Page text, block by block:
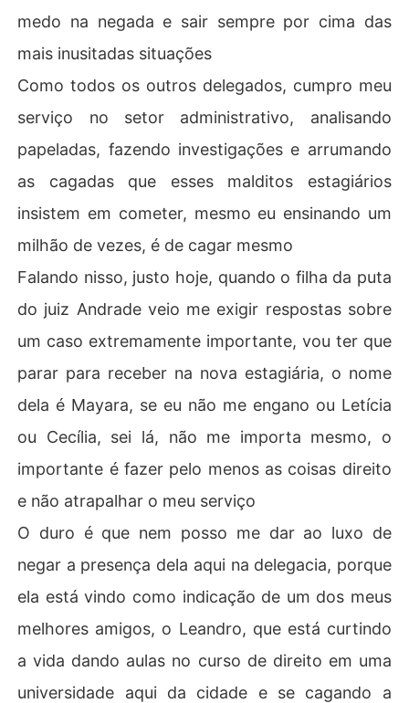
medo na negada e sair sempre por cima das
mais inusitadas situações
Como todos os outros delegados, cumpro meu
serviço no setor administrativo, analisando
papeladas, fazendo investigações e arrumando
as cagadas que esses malditos estagiários
insistem em cometer, mesmo eu ensinando um
milhão de vezes, é de cagar mesmo
Falando nisso, justo hoje, quando o filha da puta
do juiz Andrade veio me exigir respostas sobre
um caso extremamente importante, vou ter que
parar para receber na nova estagiária, o nome
dela é Mayara, se eu não me engano ou Letícia
ou Cecília, sei lá, não me importa mesmo, o
importante é fazer pelo menos as coisas direito
e não atrapalhar o meu serviço
O duro é que nem posso me dar ao luxo de
negar a presença dela aqui na delegacia, porque
ela está vindo como indicação de um dos meus
melhores amigos, o Leandro, que está curtindo
a vida dando aulas no curso de direito em uma
universidade aqui da cidade e se cagando a